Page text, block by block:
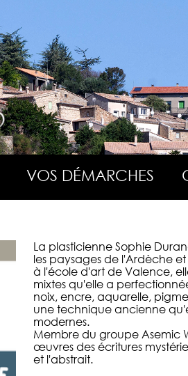
VOS DÉMARCHES
La plasticienne Sophie
les paysages de l'Ardèche
à l'école d'art de Valence,
mixtes qu'elle a
noix, encre, aquarelle,
une technique ancienne
modernes.
Membre du groupe Asemic
œuvres des écritures
et l'abstrait.